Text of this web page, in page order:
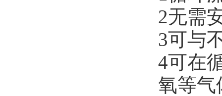
2无需
3可与
4可在
氧等气